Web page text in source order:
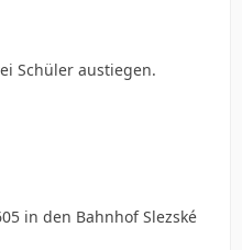
Schüler austiegen.
in den Bahnhof Slezské